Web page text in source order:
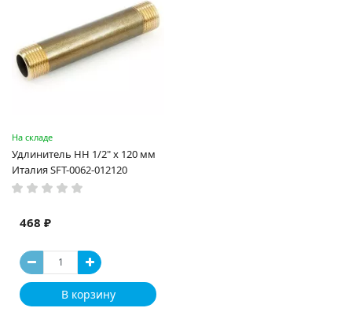
На складе
Удлинитель НН 1/2" x 120 мм
Италия SFT-0062-012120
468 ₽
В корзину